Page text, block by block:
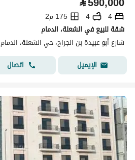
4
4
175 م2
شقة للبيع في الشعلة، الدمام
شارع أبو عبيدة بن الجراح، حي الشعلة، الدمام
الإيميل
اتصال